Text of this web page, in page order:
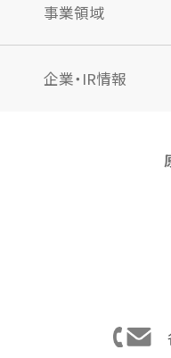
事業領域
企業・IR情報